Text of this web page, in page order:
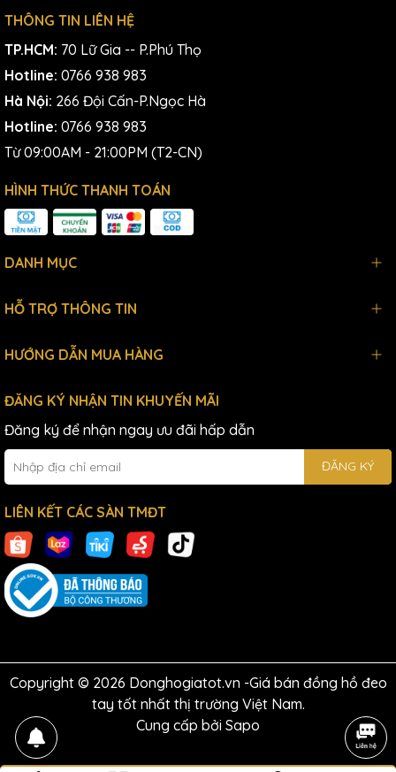
THÔNG TIN LIÊN HỆ
TP.HCM: 70 Lữ Gia -- P.Phú Thọ
Hotline: 0766 938 983
Hà Nội: 266 Đội Cấn-P.Ngọc Hà
Hotline: 0766 938 983
Từ 09:00AM - 21:00PM (T2-CN)
HÌNH THỨC THANH TOÁN
DANH MỤC
HỖ TRỢ THÔNG TIN
HƯỚNG DẪN MUA HÀNG
ĐĂNG KÝ NHẬN TIN KHUYẾN MÃI
Đăng ký để nhận ngay ưu đãi hấp dẫn
ĐĂNG KÝ
LIÊN KẾT CÁC SÀN TMĐT
Copyright © 2026 Donghogiatot.vn -Giá bán đồng hồ đeo
tay tốt nhất thị trường Việt Nam.
Cung cấp bởi Sapo